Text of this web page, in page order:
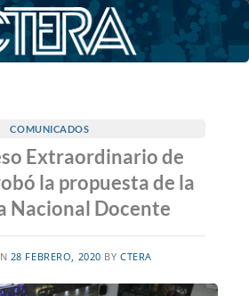
COMUNICADOS
Extraordinario de
la propuesta de la
Nacional Docente
28 FEBRERO, 2020 BY CTERA